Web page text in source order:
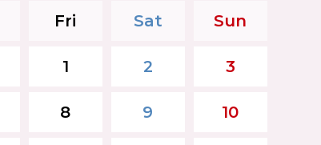
Fri Sat Sun
1 2 3
8 9 10